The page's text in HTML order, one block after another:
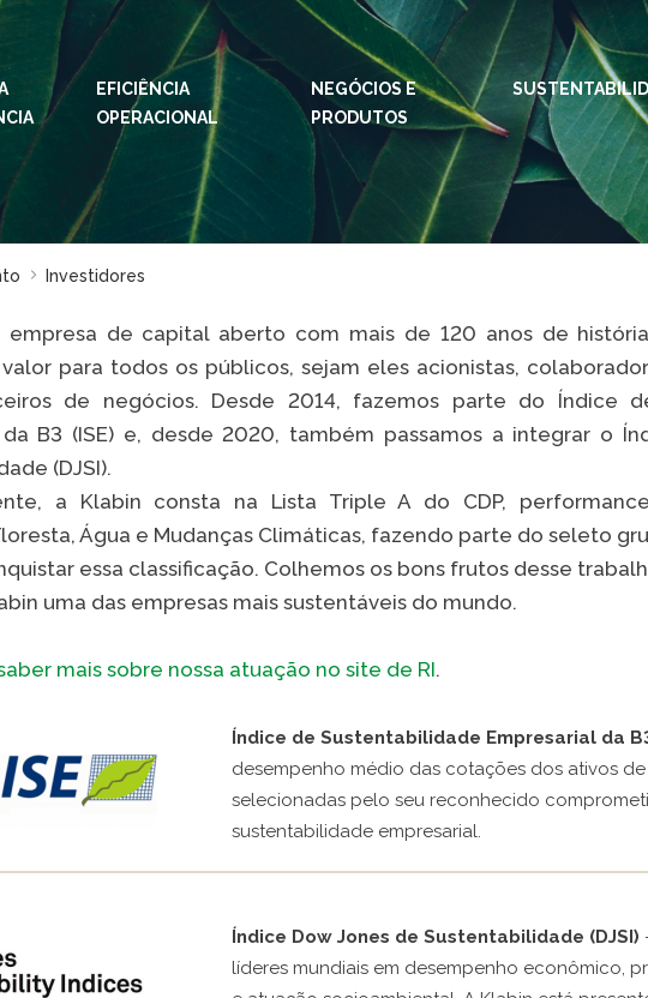
EFICIÊNCIA
OPERACIONAL
NEGÓCIOS E
PRODUTOS
IDIOMAS:
PT EN ES
ESPAÇOS KLABIN
Relações com
Investidores
Klabin
Todas Florestas
Importam
Klabin
Inova
Klabin
Investidores
empresa de capital aberto com mais de 120 anos de
para todos os públicos, sejam eles acionistas,
de negócios. Desde 2014, fazemos parte do Índice
da B3 (ISE) e, desde 2020, também passamos a integrar o
(DJSI).
a Klabin consta na Lista Triple A do CDP,
Água e Mudanças Climáticas, fazendo parte do seleto
essa classificação. Colhemos os bons frutos desse
uma das empresas mais sustentáveis do mundo.
mais sobre nossa atuação no site de RI.
Índice de Sustentabilidade Empresarial da
desempenho médio das cotações dos ativos
selecionadas pelo seu reconhecido
sustentabilidade empresarial.
Índice Dow Jones de Sustentabilidade (DJSI)
líderes mundiais em desempenho econômico,